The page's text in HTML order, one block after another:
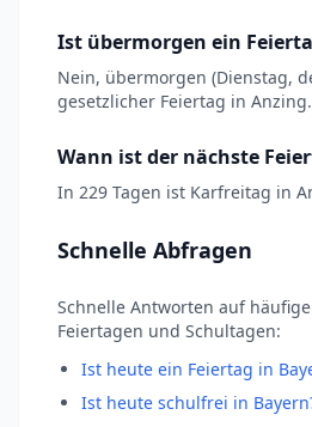
Ist übermorgen ein
Nein, übermorgen (Dienstag,
gesetzlicher Feiertag in Anzing.
Wann ist der nächste
In 229 Tagen ist Karfreitag in
Schnelle Abfragen
Schnelle Antworten auf
Feiertagen und Schultagen:
Ist heute ein Feiertag in
Ist heute schulfrei in